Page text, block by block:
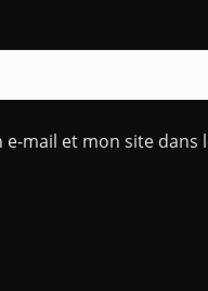
mail et mon site